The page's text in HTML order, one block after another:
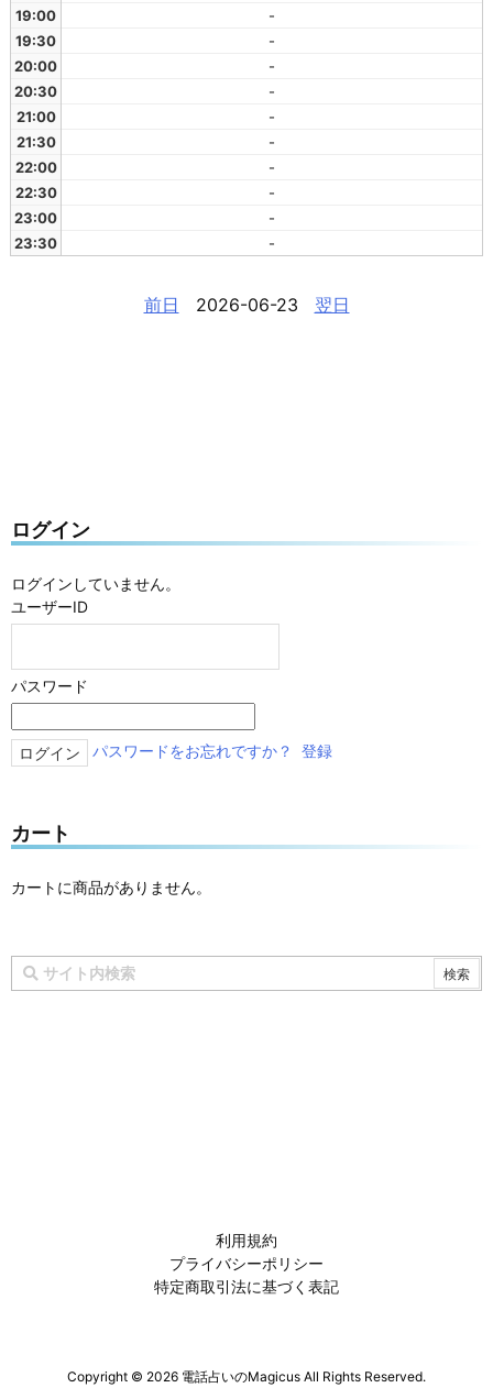
19:00
-
19:30
-
20:00
-
20:30
-
21:00
-
21:30
-
22:00
-
22:30
-
23:00
-
23:30
-
前日 2026-06-23 翌日
ログイン
ログインしていません。
ユーザーID
パスワード
パスワードをお忘れですか？ 登録
カート
カートに商品がありません。
利用規約
プライバシーポリシー
特定商取引法に基づく表記
Copyright © 2026 電話占いのMagicus All Rights Reserved.